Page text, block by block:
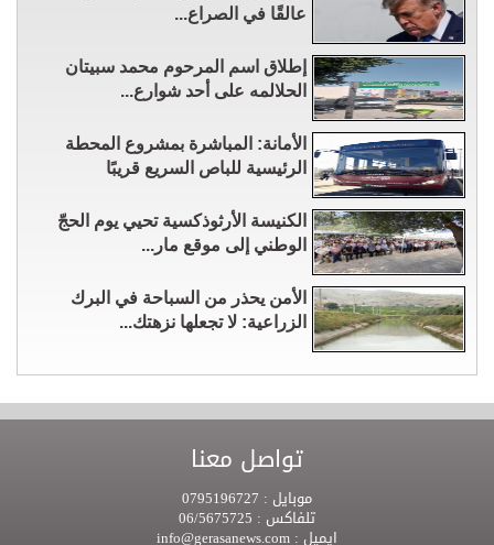
عالقًا في الصراع...
إطلاق اسم المرحوم محمد سبيتان
الحلالمه على أحد شوارع...
الأمانة: المباشرة بمشروع المحطة
الرئيسية للباص السريع قريبًا
الكنيسة الأرثوذكسية تحيي يوم الحجّ
الوطني إلى موقع مار...
الأمن يحذر من السباحة في البرك
الزراعية: لا تجعلها نزهتك...
تواصل معنا
موبايل :
تلفاكس :
ايميل :